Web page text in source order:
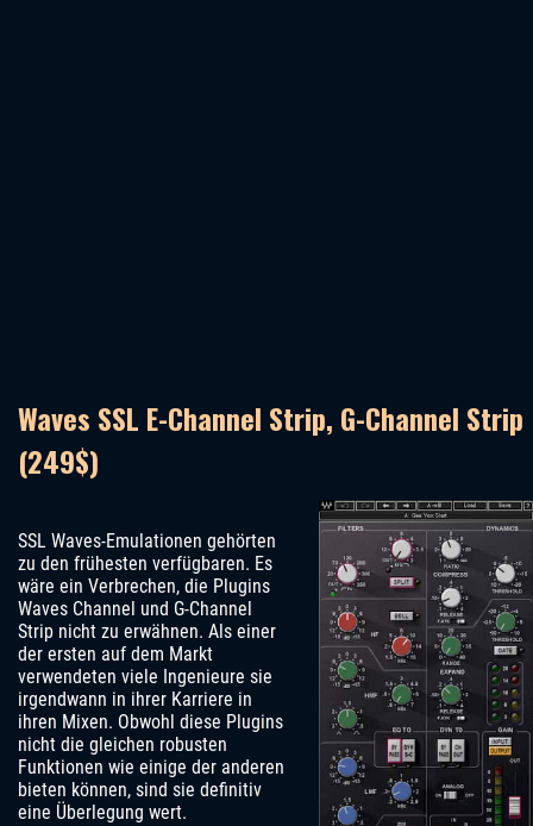
Waves SSL E-Channel Strip, G-Channel Strip
(249$)
SSL Waves-Emulationen gehörten
zu den frühesten verfügbaren. Es
wäre ein Verbrechen, die Plugins
Waves Channel und G-Channel
Strip nicht zu erwähnen. Als einer
der ersten auf dem Markt
verwendeten viele Ingenieure sie
irgendwann in ihrer Karriere in
ihren Mixen. Obwohl diese Plugins
nicht die gleichen robusten
Funktionen wie einige der anderen
bieten können, sind sie definitiv
eine Überlegung wert.